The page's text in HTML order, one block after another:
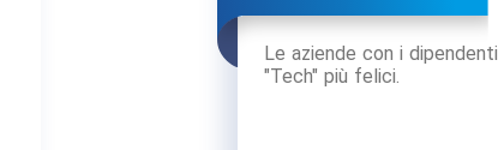
Le aziende con i dipendenti
"Tech" più felici.